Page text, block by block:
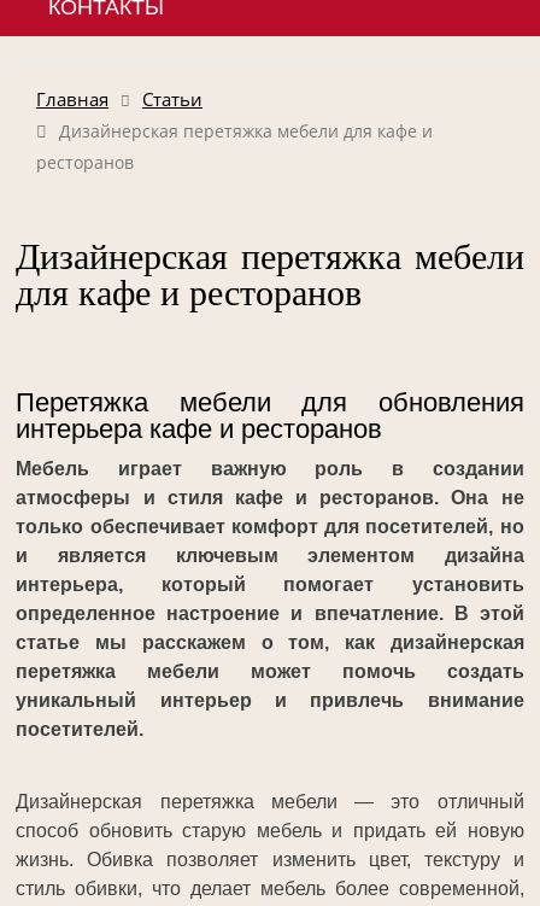
КОНТАКТЫ
Главная Статьи
Дизайнерская перетяжка мебели для кафе и
ресторанов
Дизайнерская перетяжка мебели
для кафе и ресторанов
Перетяжка мебели для обновления
интерьера кафе и ресторанов
Мебель играет важную роль в создании
атмосферы и стиля кафе и ресторанов. Она не
только обеспечивает комфорт для посетителей, но
и является ключевым элементом дизайна
интерьера, который помогает установить
определенное настроение и впечатление. В этой
статье мы расскажем о том, как дизайнерская
перетяжка мебели может помочь создать
уникальный интерьер и привлечь внимание
посетителей.
Дизайнерская перетяжка мебели — это отличный
способ обновить старую мебель и придать ей новую
жизнь. Обивка позволяет изменить цвет, текстуру и
стиль обивки, что делает мебель более современной,